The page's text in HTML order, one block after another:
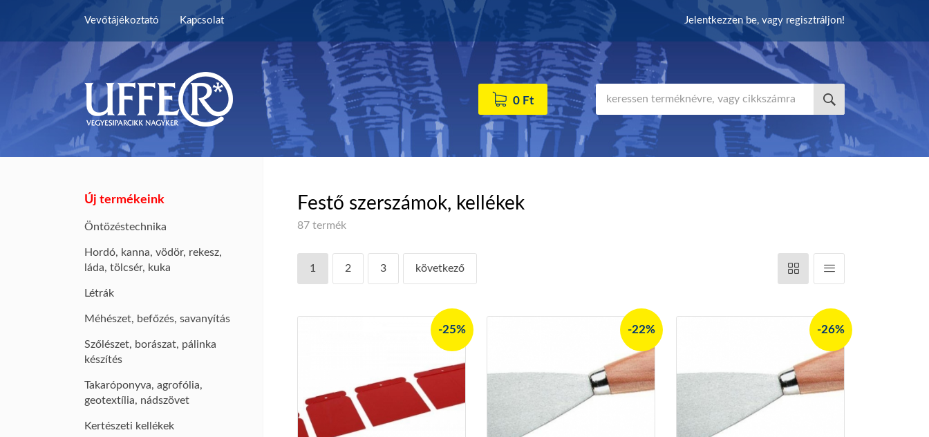
Vevőtájékoztató Kapcsolat Jelentkezzen be, vagy regisztráljon!
0 Ft
Új termékeink
Öntözéstechnika
Hordó, kanna, vödör, rekesz,
láda, tölcsér, kuka
Létrák
Méhészet, befőzés, savanyítás
Szőlészet, borászat, pálinka
készítés
Takaróponyva, agrofólia,
geotextília, nádszövet
Kertészeti kellékek
Festő szerszámok, kellékek
87 termék
1 2 3 következő
-25% -22% -26%